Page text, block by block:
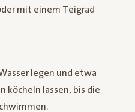
mit einem Teigrad
legen und etwa
köcheln lassen, bis die